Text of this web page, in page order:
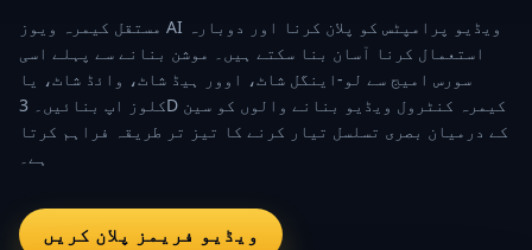
مستقل کیمرہ ویوز AI ویڈیو پرامپٹس کو پلان کرنا اور دوبارہ
استعمال کرنا آسان بنا سکتے ہیں۔ موشن بنانے سے پہلے اسی
سورس امیج سے لو-اینگل شاٹ، اوور ہیڈ شاٹ، وائڈ شاٹ، یا
کلوز اپ بنائیں۔ 3D کیمرہ کنٹرول ویڈیو بنانے والوں کو سین
کے درمیان بصری تسلسل تیار کرنے کا تیز تر طریقہ فراہم کرتا
ہے۔
ویڈیو فریمز پلان کریں